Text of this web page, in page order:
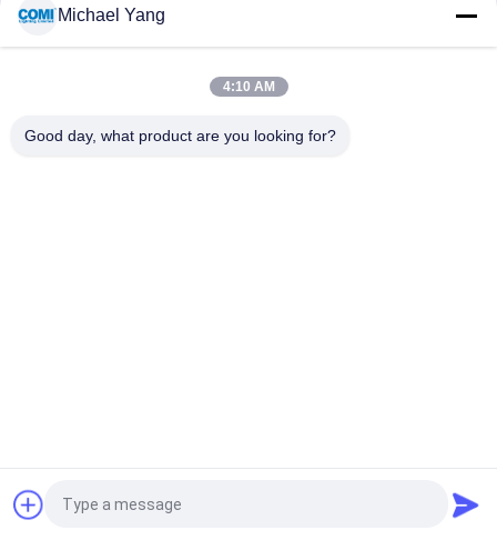
120W voor omtrekken
10W Gemakkelijk te installeren LED-wandlampjes voor
Vraag een offerte aan
Michael Yang
4:10 AM
Good day, what product are you looking for?